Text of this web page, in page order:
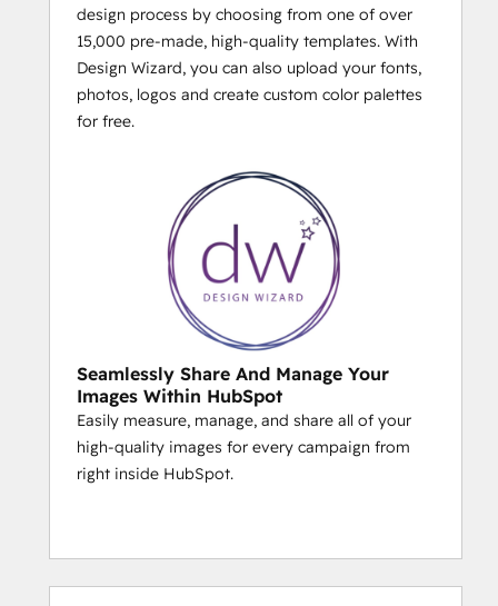
design process by choosing from one of over
15,000 pre-made, high-quality templates. With
Design Wizard, you can also upload your fonts,
photos, logos and create custom color palettes
for free.
Seamlessly Share And Manage Your
Images Within HubSpot
Easily measure, manage, and share all of your
high-quality images for every campaign from
right inside HubSpot.